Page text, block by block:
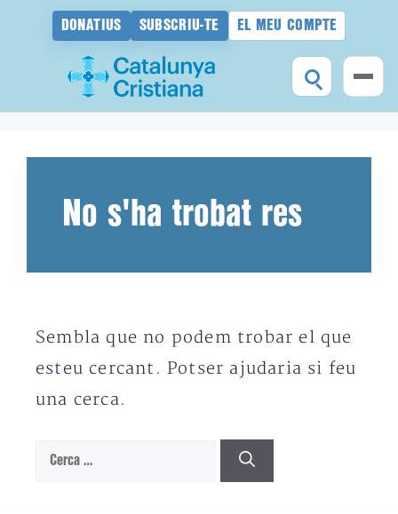
DONATIUS SUBSCRIU-TE EL MEU COMPTE
No s'ha trobat res
Sembla que no podem trobar el que
esteu cercant. Potser ajudaria si feu
una cerca.
Cerca: